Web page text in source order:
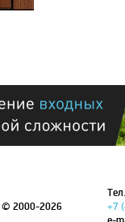
© 2000-2026
+7